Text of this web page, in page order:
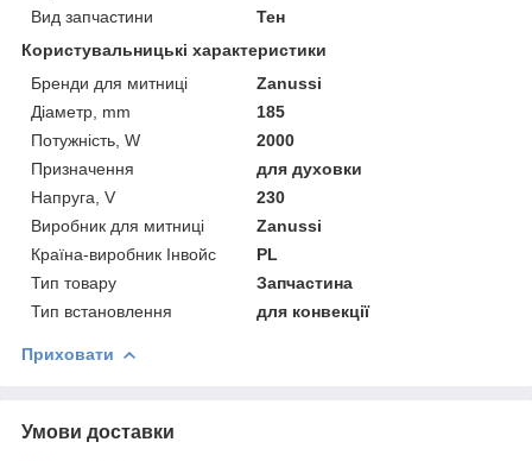
Вид запчастини
Тен
Користувальницькі характеристики
Бренди для митниці
Zanussi
Діаметр, mm
185
Потужність, W
2000
Призначення
для духовки
Напруга, V
230
Виробник для митниці
Zanussi
Країна-виробник Інвойс
PL
Тип товару
Запчастина
Тип встановлення
для конвекції
Приховати
Умови доставки